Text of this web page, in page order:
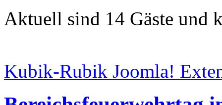
Aktuell sind 14 Gäste und
Kubik-Rubik Joomla!